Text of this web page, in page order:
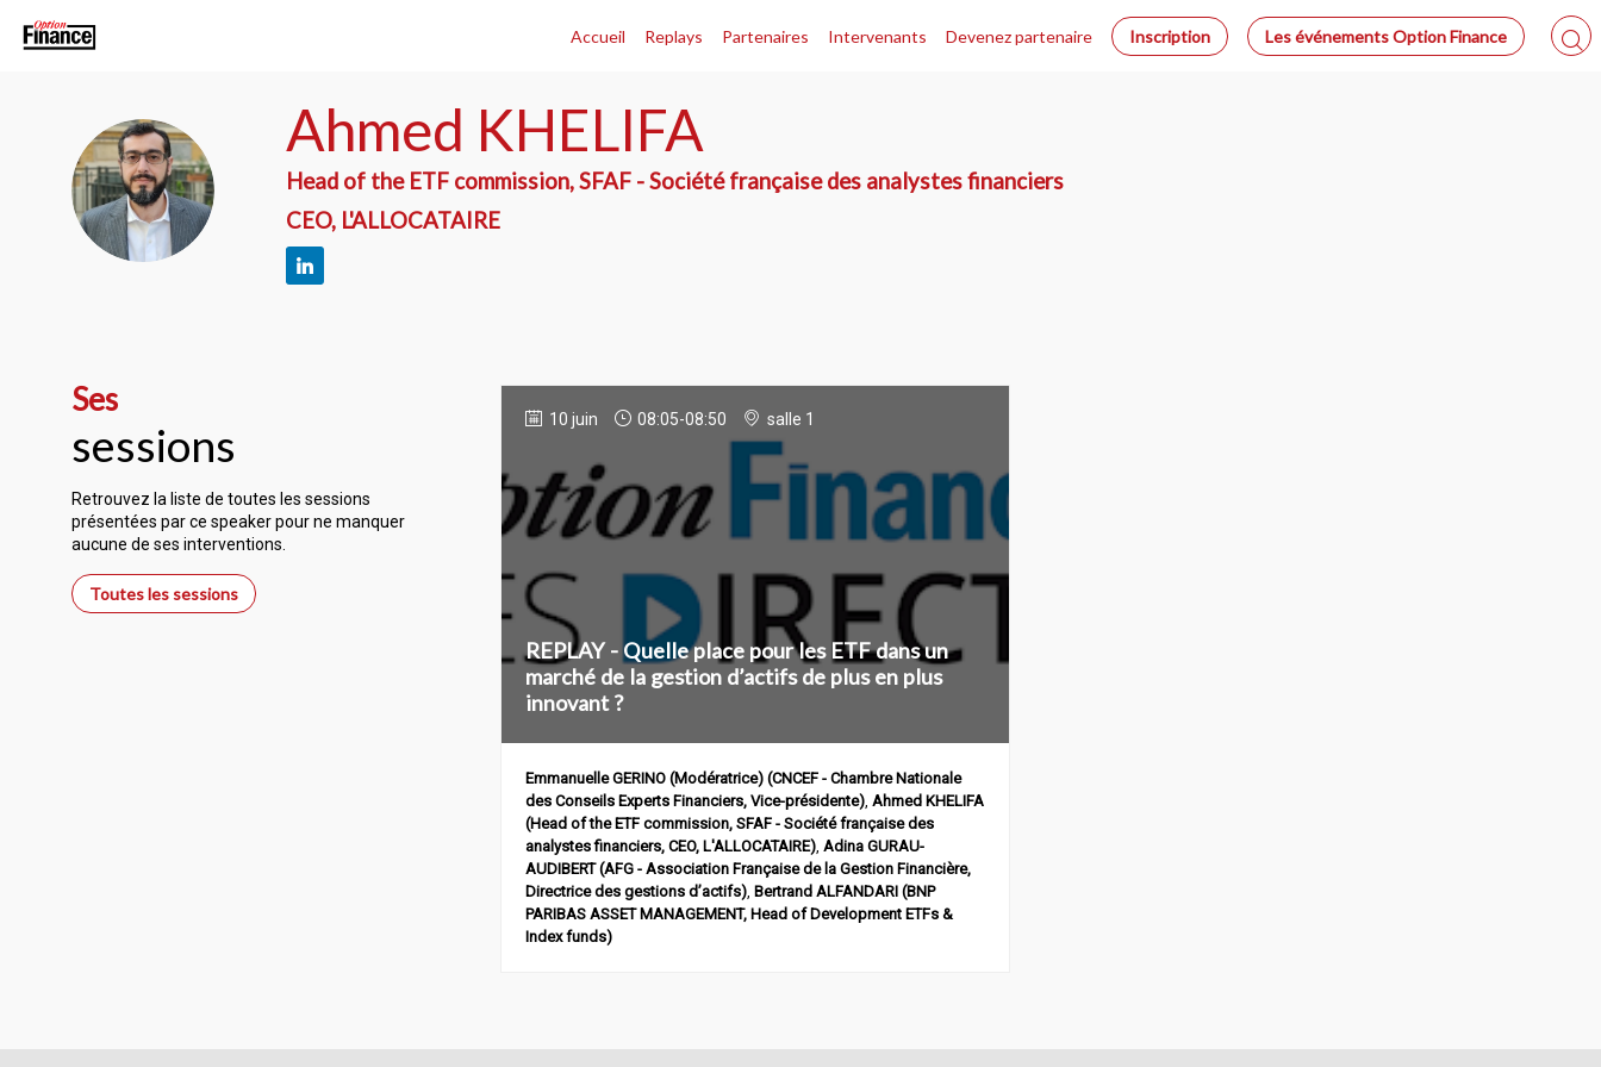
Accueil Replays Partenaires Intervenants Devenez partenaire Inscription Les événements Option Finance
AK
Ahmed KHELIFA
Head of the ETF commission, SFAF - Société française des analystes financiers
CEO, L'ALLOCATAIRE
Ses
sessions
Retrouvez la liste de toutes les sessions
présentées par ce speaker pour ne manquer
aucune de ses interventions.
Toutes les sessions
10 juin 08:05-08:50 salle 1
REPLAY - Quelle place pour les ETF dans un
marché de la gestion d’actifs de plus en plus
innovant ?
Emmanuelle GERINO (Modératrice) (CNCEF - Chambre Nationale
des Conseils Experts Financiers, Vice-présidente) Ahmed KHELIFA
(Head of the ETF commission, SFAF - Société française des
analystes financiers, CEO, L'ALLOCATAIRE) Adina GURAU-
AUDIBERT(AFG - Association Française de la Gestion Financière,
Directrice des gestions d’actifs) Bertrand ALFANDARI (BNP
PARIBAS ASSET MANAGEMENT, Head of Development ETFs &
Index funds)